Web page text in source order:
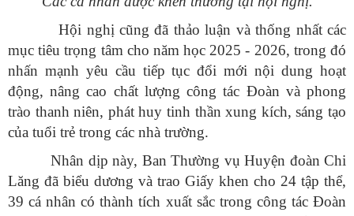
Hội nghị cũng đã thảo luận và thống nhất các
mục tiêu trọng tâm cho năm học 2025 - 2026, trong đó
nhấn mạnh yêu cầu tiếp tục đổi mới nội dung hoạt
động, nâng cao chất lượng công tác Đoàn và phong
trào thanh niên, phát huy tinh thần xung kích, sáng tạo
của tuổi trẻ trong các nhà trường.
Nhân dịp này, Ban Thường vụ Huyện đoàn Chi
Lăng đã biểu dương và trao Giấy khen cho 24 tập thể,
39 cá nhân có thành tích xuất sắc trong công tác Đoàn